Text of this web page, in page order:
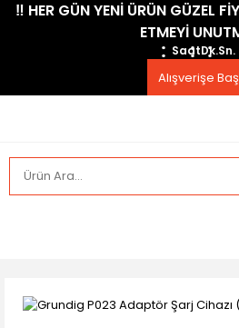
​‼️​ HER GÜN YENİ ÜRÜN GÜZEL
ETMEYİ
SaatDk.Sn.
Alışverişe